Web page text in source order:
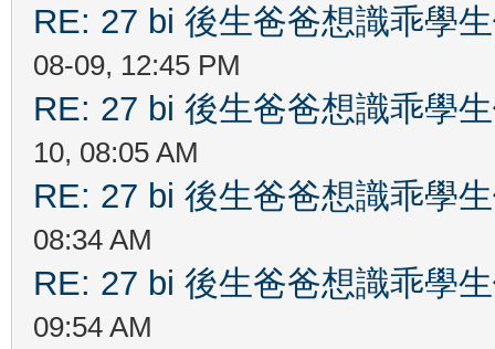
RE: 27 bi 後生爸爸想識乖學
08-09, 12:45 PM
RE: 27 bi 後生爸爸想識乖學
10, 08:05 AM
RE: 27 bi 後生爸爸想識乖學
08:34 AM
RE: 27 bi 後生爸爸想識乖學
09:54 AM